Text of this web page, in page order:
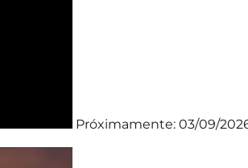
Próximamente: 03/09/